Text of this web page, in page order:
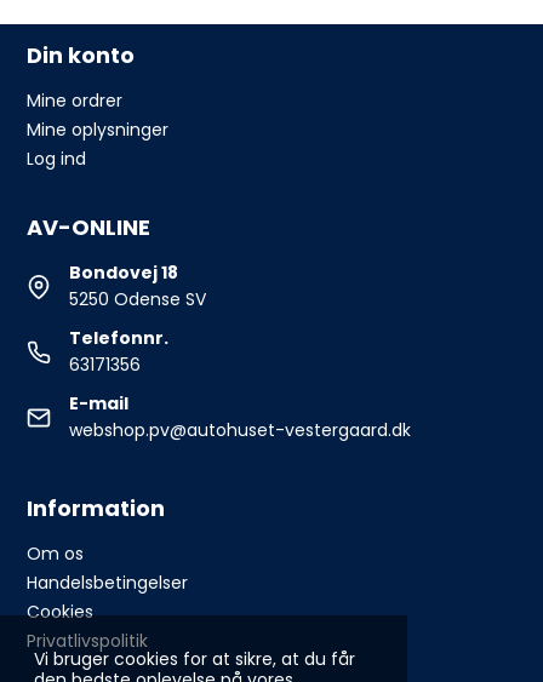
Vi bruger cookies for at sikre, at du får
Din konto
Mine ordrer
Mine oplysninger
Log ind
AV-ONLINE
Bondovej 18
5250 Odense SV
Telefonnr.
63171356
E-mail
webshop.pv@autohuset-vestergaard.dk
Information
Om os
Handelsbetingelser
Cookies
Privatlivspolitik